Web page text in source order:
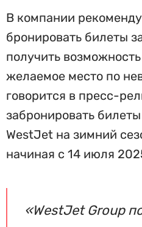
В компании
бронировать билеты
получить
желаемое место по
говорится в пресс-
забронировать
WestJet на зимний
начиная с 14 июля
«WestJet Group